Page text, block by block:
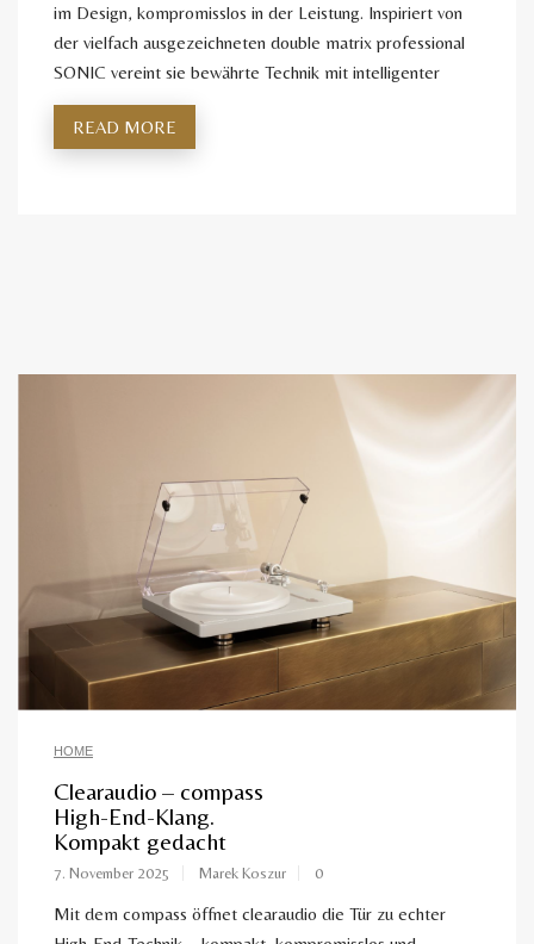
im Design, kompromisslos in der Leistung. Inspiriert von
der vielfach ausgezeichneten double matrix professional
SONIC vereint sie bewährte Technik mit intelligenter
READ MORE
HOME
Clearaudio – compass
High-End-Klang.
Kompakt gedacht
7. November 2025 Marek Koszur 0
Mit dem compass öffnet clearaudio die Tür zu echter